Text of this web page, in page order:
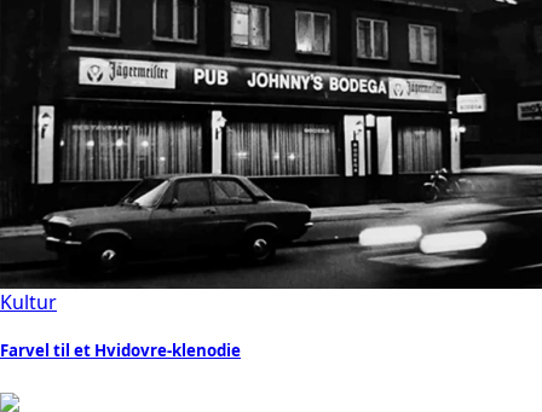
Kultur
Farvel til et Hvidovre-klenodie